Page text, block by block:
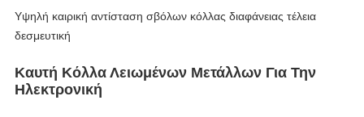
Υψηλή καιρική αντίσταση σβόλων κόλλας διαφάνειας τέλεια
δεσμευτική
Καυτή Κόλλα Λειωμένων Μετάλλων Για Την
Ηλεκτρονική